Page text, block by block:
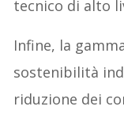
tecnico di alto
Infine, la
sostenibilità
riduzione dei